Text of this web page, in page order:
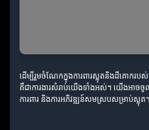
ដើម្បីរួមចំណែកក្នុងការពារស្លុតនិងដីគោករបស់ពួ
គឺជាការងារសំរាប់យើងទាំងអស់។ យើងអាចចូ
ការពារ និងការអភិវឌ្ឍន៍សមស្របសម្រាប់ស្លុត។